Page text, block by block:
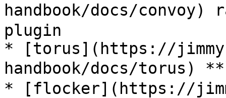
handbook/docs/convoy)
plugin
* [torus](https://
handbook/docs/torus) **
* [flocker](https://